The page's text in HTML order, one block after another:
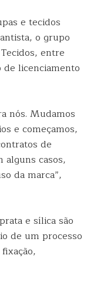
e tecidos
o grupo
entre
licenciamento
nós. Mudamos
e começamos,
de
alguns casos,
da marca”,
e sílica são
de um processo